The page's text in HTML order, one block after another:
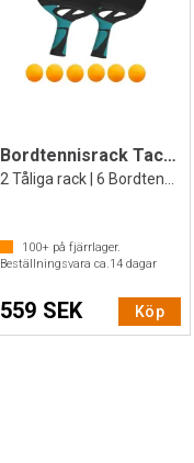
Bordtennisrack Tacteo 50
100+ på fjärrlager.
Beställningsvara ca.14 dagar
559 SEK Köp